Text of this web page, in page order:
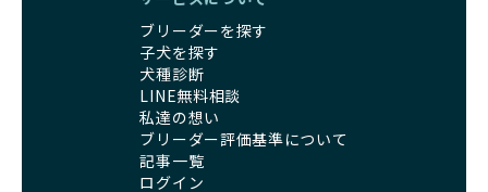
ブリーダーを探す
子犬を探す
犬種診断
LINE無料相談
私達の想い
ブリーダー評価基準について
記事一覧
ログイン